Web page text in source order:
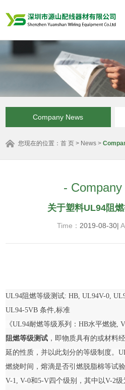
Company News
您现在的位置：首 页 > News >
-
关于塑料UL94阻
Time： 2019-08-30|
UL94阻燃等级测试: HB, UL94V-0,
UL94-5VB 条件,标准
《UL94耐燃等级系列：HB水平燃烧,
阻燃等级测试 ，即物质具有的或材料
延的性质，并以此划分的等级制度。
燃烧时间，熔滴是否引燃脱脂棉等试
V-1, V-0和5-V四个级别，其中以V-2